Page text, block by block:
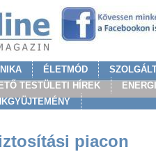
ÉLETMÓD
TESTÜLETI HÍREK
piacon